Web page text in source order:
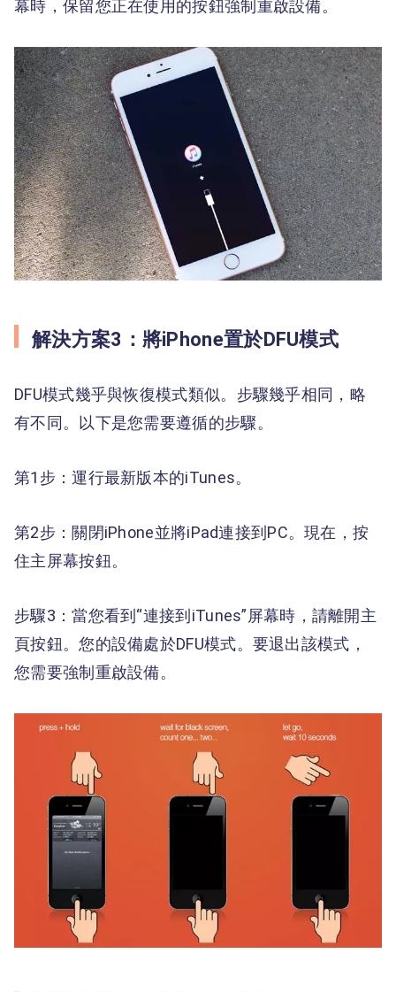
幕時，保留您正在使用的按鈕強制重啟設備。
解決方案3：將iPhone置於DFU模式
DFU模式幾乎與恢復模式類似。步驟幾乎相同，略
有不同。以下是您需要遵循的步驟。
第1步：運行最新版本的iTunes。
第2步：關閉iPhone並將iPad連接到PC。現在，按
住主屏幕按鈕。
步驟3：當您看到“連接到iTunes”屏幕時，請離開主
頁按鈕。您的設備處於DFU模式。要退出該模式，
您需要強制重啟設備。